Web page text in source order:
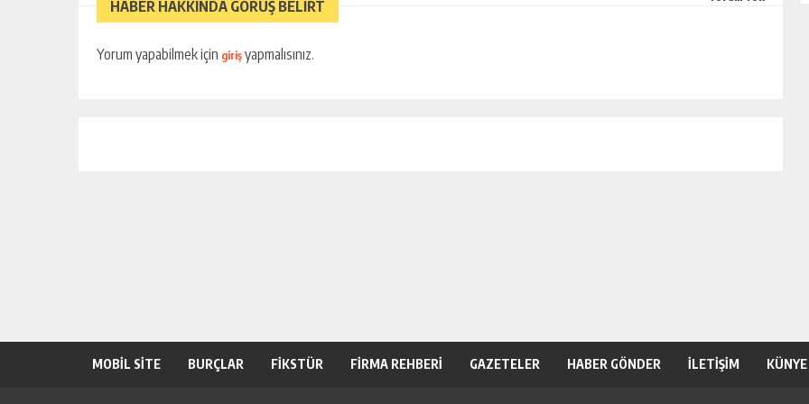
HABER HAKKINDA GÖRÜŞ BELİRT
Yorum yapabilmek için giriş yapmalısınız.
MOBİL SİTE BURÇLAR FİKSTÜR FİRMA REHBERİ GAZETELER HABER GÖNDER İLETİŞİM KÜNYE